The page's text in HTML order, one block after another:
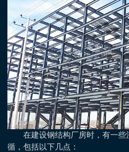
在建设钢结构厂房时，有一些
循，包括以下几点：